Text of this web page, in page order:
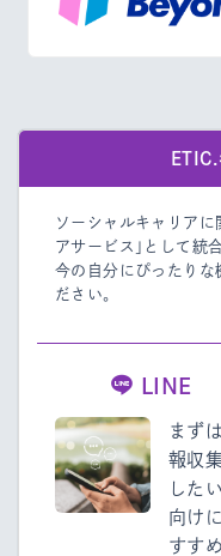
ソーシャルキャリアに
アサービス」として統
今の自分にぴったりな
ださい。
LINE
まず
報収
した
向け
すす